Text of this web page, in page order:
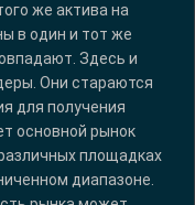
же актива на
в один и тот же
Здесь и
Они стараются
для получения
основной рынок
площадках
диапазоне.